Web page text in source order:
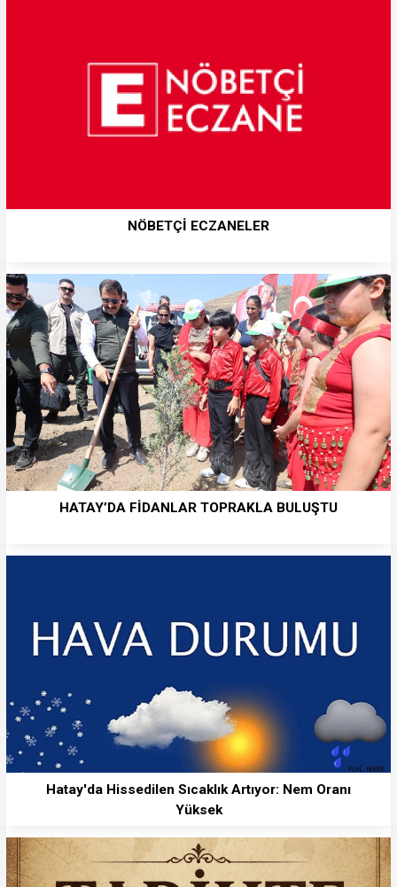
NÖBETÇİ ECZANELER
HATAY’DA FİDANLAR TOPRAKLA BULUŞTU
Hatay'da Hissedilen Sıcaklık Artıyor: Nem Oranı
Yüksek